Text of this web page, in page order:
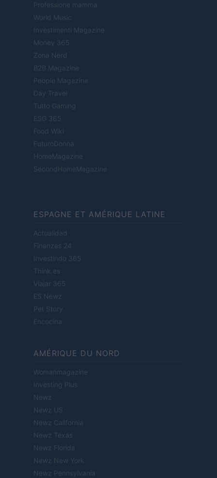
Professione mamma
World Music
Investimenti Magazine
Money 365
Zona Nerd
B2B Magazine
People Magazine
Day Travel
Tutto Gaming
ESG 365
Food Wiki
FuturoDonna
HomeMagazine
SecondHomeMagazine
ESPAGNE ET AMÉRIQUE LATINE
Actualidad
Finanzas 24
Investindo 365
Think.es
Viajar 365
ES Newz
Pet Story
Encocina
AMÉRIQUE DU NORD
Womanmagazine
Investing Plus
Newz
Newz US
Newz California
Newz Texas
Newz Florida
Newz New York
Newz Pennsylvania